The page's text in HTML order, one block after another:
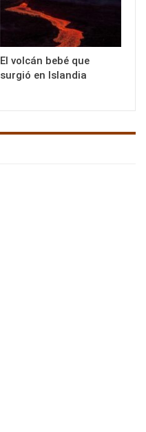
El volcán bebé que
surgió en Islandia